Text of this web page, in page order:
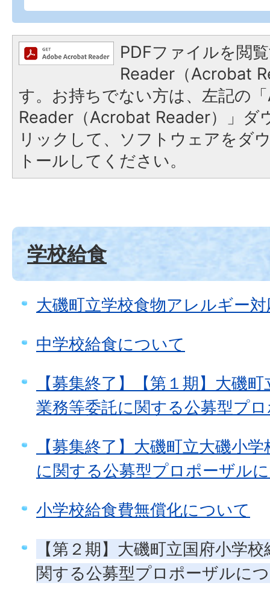
PDFファイルを閲
Reader（Acrobat
す。お持ちでない方は、左記の
Reader（Acrobat Reader）」ダ
リックして、ソフトウェアをダ
トールしてください。
学校給食
大磯町立学校食物アレルギー
中学校給食について
【募集終了】【第１期】大磯
業務等委託に関する公募型プ
【募集終了】大磯町立大磯小
に関する公募型プロポーザル
小学校給食費無償化について
【第２期】大磯町立国府小学
関する公募型プロポーザルに